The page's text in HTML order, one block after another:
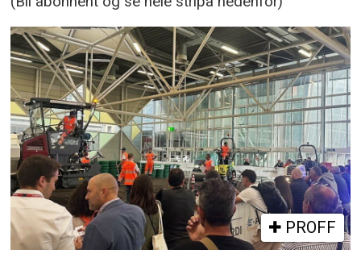
PROFF